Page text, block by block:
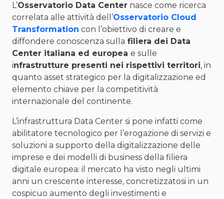
L’Osservatorio Data Center nasce come ricerca
correlata alle attività dell’Osservatorio Cloud
Transformation con l’obiettivo di creare e
diffondere conoscenza sulla filiera dei Data
Center italiana ed europea e sulle
infrastrutture presenti nei rispettivi territori, in
quanto asset strategico per la digitalizzazione ed
elemento chiave per la competitività
internazionale del continente.
L’infrastruttura Data Center si pone infatti come
abilitatore tecnologico per l’erogazione di servizi e
soluzioni a supporto della digitalizzazione delle
imprese e dei modelli di business della filiera
digitale europea: il mercato ha visto negli ultimi
anni un crescente interesse, concretizzatosi in un
cospicuo aumento degli investimenti e